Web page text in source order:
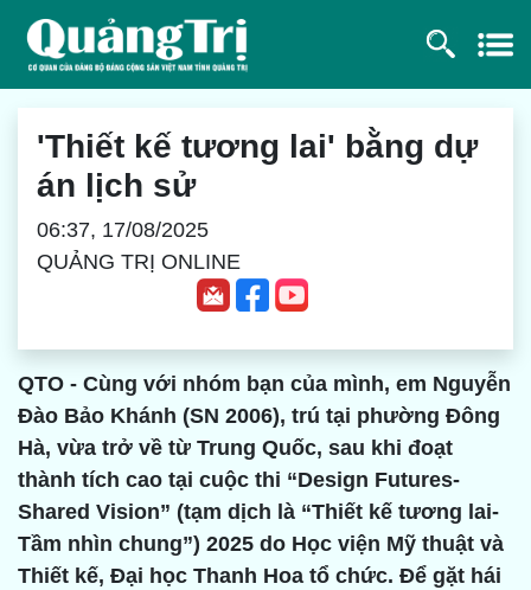
'Thiết kế tương lai' bằng dự
án lịch sử
06:37, 17/08/2025
QUẢNG TRỊ ONLINE
QTO - Cùng với nhóm bạn của mình, em Nguyễn
Đào Bảo Khánh (SN 2006), trú tại phường Đông
Hà, vừa trở về từ Trung Quốc, sau khi đoạt
thành tích cao tại cuộc thi “Design Futures-
Shared Vision” (tạm dịch là “Thiết kế tương lai-
Tầm nhìn chung”) 2025 do Học viện Mỹ thuật và
Thiết kế, Đại học Thanh Hoa tổ chức. Để gặt hái